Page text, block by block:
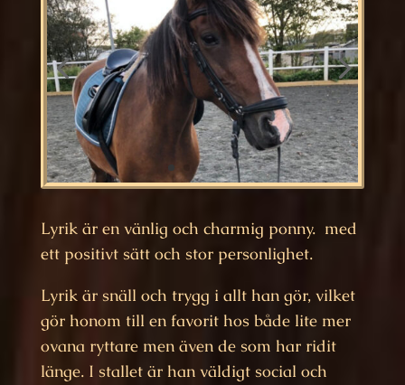
Lyrik är en vänlig och charmig ponny. med
ett positivt sätt och stor personlighet.
Lyrik är snäll och trygg i allt han gör, vilket
gör honom till en favorit hos både lite mer
ovana ryttare men även de som har ridit
länge. I stallet är han väldigt social och